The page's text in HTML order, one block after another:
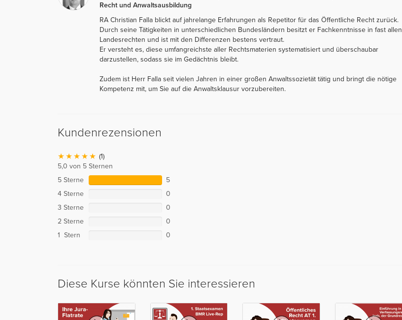
Recht und Anwaltsausbildung
RA Christian Falla blickt auf jahrelange Erfahrungen als Repetitor für das Öffentliche Recht zurück.
Durch seine Tätigkeiten in unterschiedlichen Bundesländern besitzt er Fachkenntnisse in fast allen
Landesrechten und ist mit den Differenzen bestens vertraut.
Er versteht es, diese umfangreichste aller Rechtsmaterien systematisiert und überschaubar
darzustellen, sodass sie im Gedächtnis bleibt.
Zudem ist Herr Falla seit vielen Jahren in einer großen Anwaltssozietät tätig und bringt die nötige
Kompetenz mit, um Sie auf die Anwaltsklausur vorzubereiten.
Kundenrezensionen
(1)
5,0 von 5 Sternen
5 Sterne
5
4 Sterne
0
3 Sterne
0
2 Sterne
0
1 Stern
0
Diese Kurse könnten Sie interessieren